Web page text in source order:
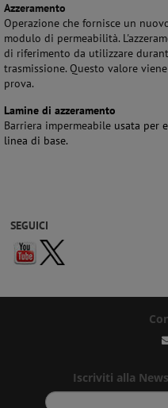
Azzeramento
Operazione che fornisce un
modulo di permeabilità.
di riferimento da utilizzare
trasmissione. Questo valore
prova.
Lamine di azzeramento
Barriera impermeabile usata per
linea di base.
SEGUICI
Iscriviti alla